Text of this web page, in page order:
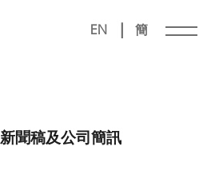
EN | 簡
新聞稿及公司簡訊